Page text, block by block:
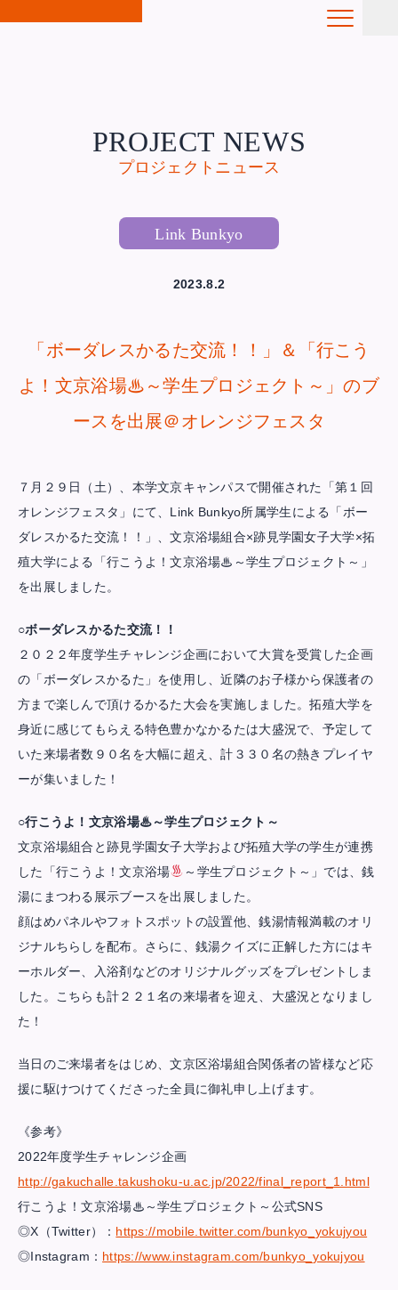
PROJECT NEWS
プロジェクトニュース
Link Bunkyo
2023.8.2
「ボーダレスかるた交流！！」＆「行こう
よ！文京浴場♨～学生プロジェクト～」のブ
ースを出展＠オレンジフェスタ
７月２９日（土）、本学文京キャンパスで開催された「第１回
オレンジフェスタ」にて、Link Bunkyo所属学生による「ボー
ダレスかるた交流！！」、文京浴場組合×跡見学園女子大学×拓
殖大学による「行こうよ！文京浴場♨～学生プロジェクト～」
を出展しました。
○ボーダレスかるた交流！！
２０２２年度学生チャレンジ企画において大賞を受賞した企画
の「ボーダレスかるた」を使用し、近隣のお子様から保護者の
方まで楽しんで頂けるかるた大会を実施しました。拓殖大学を
身近に感じてもらえる特色豊かなかるたは大盛況で、予定して
いた来場者数９０名を大幅に超え、計３３０名の熱きプレイヤ
ーが集いました！
○行こうよ！文京浴場♨～学生プロジェクト～
文京浴場組合と跡見学園女子大学および拓殖大学の学生が連携
した「行こうよ！文京浴場
～学生プロジェクト～」では、銭
湯にまつわる展示ブースを出展しました。
顔はめパネルやフォトスポットの設置他、銭湯情報満載のオリ
ジナルちらしを配布。さらに、銭湯クイズに正解した方にはキ
ーホルダー、入浴剤などのオリジナルグッズをプレゼントしま
した。こちらも計２２１名の来場者を迎え、大盛況となりまし
た！
当日のご来場者をはじめ、文京区浴場組合関係者の皆様など応
援に駆けつけてくださった全員に御礼申し上げます。
《参考》
2022年度学生チャレンジ企画
http://gakuchalle.takushoku-u.ac.jp/2022/final_report_1.html
行こうよ！文京浴場♨～学生プロジェクト～公式SNS
◎X（Twitter）： https://mobile.twitter.com/bunkyo_yokujyou
◎Instagram： https://www.instagram.com/bunkyo_yokujyou